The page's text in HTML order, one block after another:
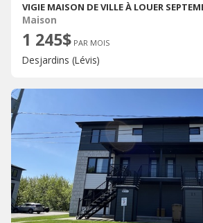
VIGIE MAISON DE VILLE À LOUER
Maison
1 245$ PAR MOIS
Desjardins (Lévis)